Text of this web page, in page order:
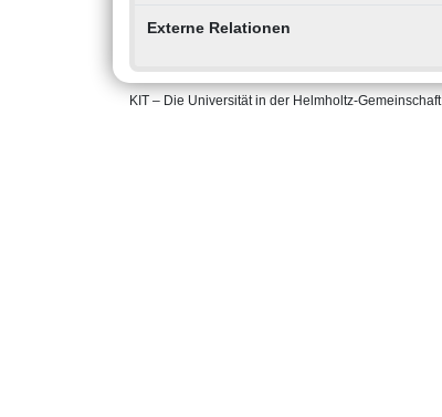
Externe Relationen
KIT – Die Universität in der Helmholtz-Gemeinschaft